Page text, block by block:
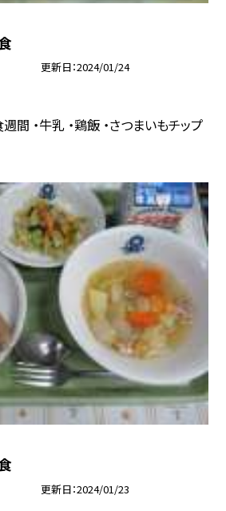
更新日 2024/01/24
間 ・牛乳 ・鶏飯 ・さつまいもチップ
更新日 2024/01/23